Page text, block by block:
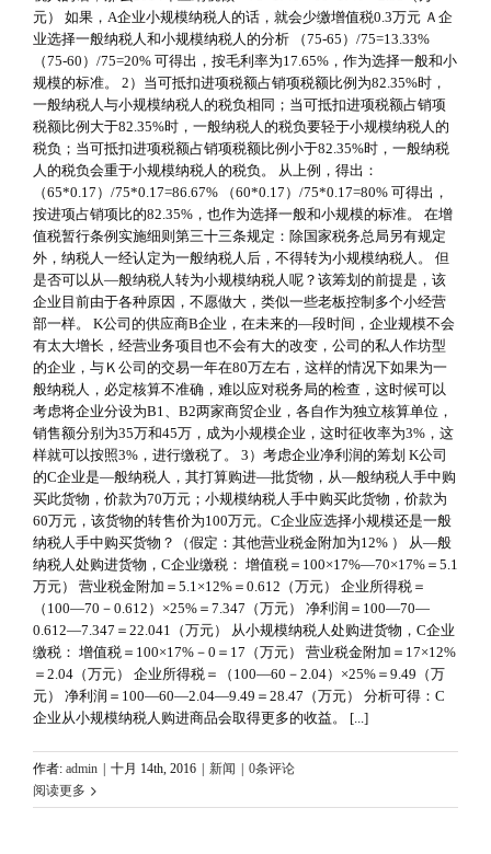
元） 如果，A企业小规模纳税人的话，就会少缴增值税0.3万元 Ａ企
业选择一般纳税人和小规模纳税人的分析 （75-65）/75=13.33%
（75-60）/75=20% 可得出，按毛利率为17.65%，作为选择一般和小
规模的标准。 2）当可抵扣进项税额占销项税额比例为82.35%时，
一般纳税人与小规模纳税人的税负相同；当可抵扣进项税额占销项
税额比例大于82.35%时，一般纳税人的税负要轻于小规模纳税人的
税负；当可抵扣进项税额占销项税额比例小于82.35%时，一般纳税
人的税负会重于小规模纳税人的税负。 从上例，得出：
（65*0.17）/75*0.17=86.67% （60*0.17）/75*0.17=80% 可得出，
按进项占销项比的82.35%，也作为选择一般和小规模的标准。 在增
值税暂行条例实施细则第三十三条规定：除国家税务总局另有规定
外，纳税人一经认定为一般纳税人后，不得转为小规模纳税人。 但
是否可以从—般纳税人转为小规模纳税人呢？该筹划的前提是，该
企业目前由于各种原因，不愿做大，类似一些老板控制多个小经营
部一样。 K公司的供应商B企业，在未来的—段时间，企业规模不会
有太大增长，经营业务项目也不会有大的改变，公司的私人作坊型
的企业，与Ｋ公司的交易一年在80万左右，这样的情况下如果为一
般纳税人，必定核算不准确，难以应对税务局的检查，这时候可以
考虑将企业分设为B1、B2两家商贸企业，各自作为独立核算单位，
销售额分别为35万和45万，成为小规模企业，这时征收率为3%，这
样就可以按照3%，进行缴税了。 3）考虑企业净利润的筹划 K公司
的C企业是—般纳税人，其打算购进—批货物，从—般纳税人手中购
买此货物，价款为70万元；小规模纳税人手中购买此货物，价款为
60万元，该货物的转售价为100万元。C企业应选择小规模还是一般
纳税人手中购买货物？（假定：其他营业税金附加为12% ） 从—般
纳税人处购进货物，C企业缴税： 增值税＝100×17%—70×17%＝5.1
万元） 营业税金附加＝5.1×12%＝0.612（万元） 企业所得税＝
（100—70－0.612）×25%＝7.347（万元） 净利润＝100—70—
0.612—7.347＝22.041（万元） 从小规模纳税人处购进货物，C企业
缴税： 增值税＝100×17%－0＝17（万元） 营业税金附加＝17×12%
＝2.04（万元） 企业所得税＝（100—60－2.04）×25%＝9.49（万
元） 净利润＝100—60—2.04—9.49＝28.47（万元） 分析可得：C
企业从小规模纳税人购进商品会取得更多的收益。 [...]
作者: admin 十月 14th, 2016 新闻
0条评论
阅读更多